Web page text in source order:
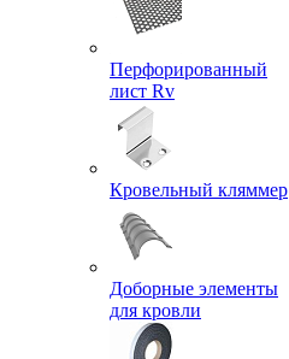
Перфорированный
лист Rv
Кровельный кляммер
Доборные элементы
для кровли